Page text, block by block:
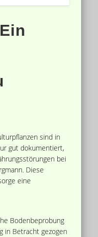
sind in
gut dokumentiert,
bei
Diese
eine
Bodenbeprobung
in Betracht gezogen